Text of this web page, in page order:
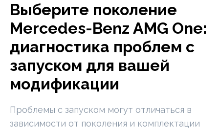
Выберите поколение
Mercedes-Benz AMG One:
диагностика проблем с
запуском для вашей
модификации
Проблемы с запуском могут отличаться в
зависимости от поколения и комплектации